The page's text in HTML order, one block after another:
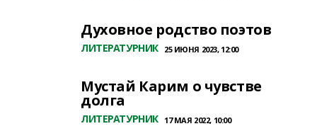
Духовное родство поэтов
ЛИТЕРАТУРНИК 25 ИЮНЯ 2023, 12:00
Мустай Карим о чувстве
долга
ЛИТЕРАТУРНИК 17 МАЯ 2022, 10:00